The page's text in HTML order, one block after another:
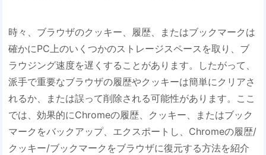
時々、ブラウザのクッキー、履歴、またはブックマークは
確かにPC上のいくつかのストレージスペースを取り、ブ
ラウジング速度を遅くすることがあります。したがって、
派手で重要なブラウザの履歴やクッキーは簡単にクリアさ
れるか、または誤って削除される可能性があります。ここ
では、効果的にChromeの履歴、クッキー、またはブック
マークをバックアップ、エクスポートし、Chromeの履歴/
クッキー/ブックマークをブラウザに復元する方法を紹介